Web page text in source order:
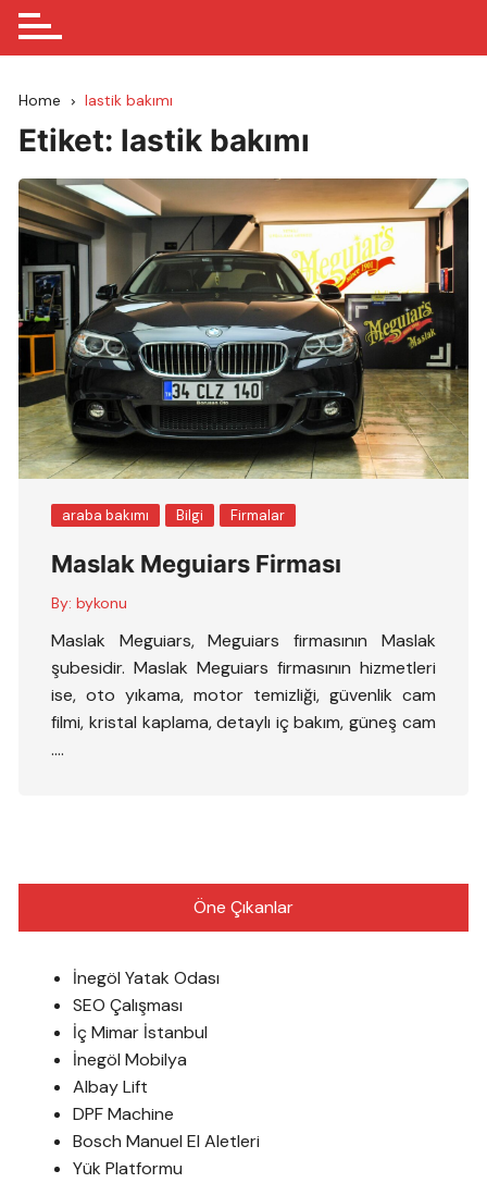
Home lastik bakımı
Etiket: lastik bakımı
araba bakımı Bilgi Firmalar
Maslak Meguiars Firması
By: bykonu
Maslak Meguiars, Meguiars firmasının Maslak
şubesidir. Maslak Meguiars firmasının hizmetleri
ise, oto yıkama, motor temizliği, güvenlik cam
filmi, kristal kaplama, detaylı iç bakım, güneş cam
….
Öne Çıkanlar
İnegöl Yatak Odası
SEO Çalışması
İç Mimar İstanbul
İnegöl Mobilya
Albay Lift
DPF Machine
Bosch Manuel El Aletleri
Yük Platformu